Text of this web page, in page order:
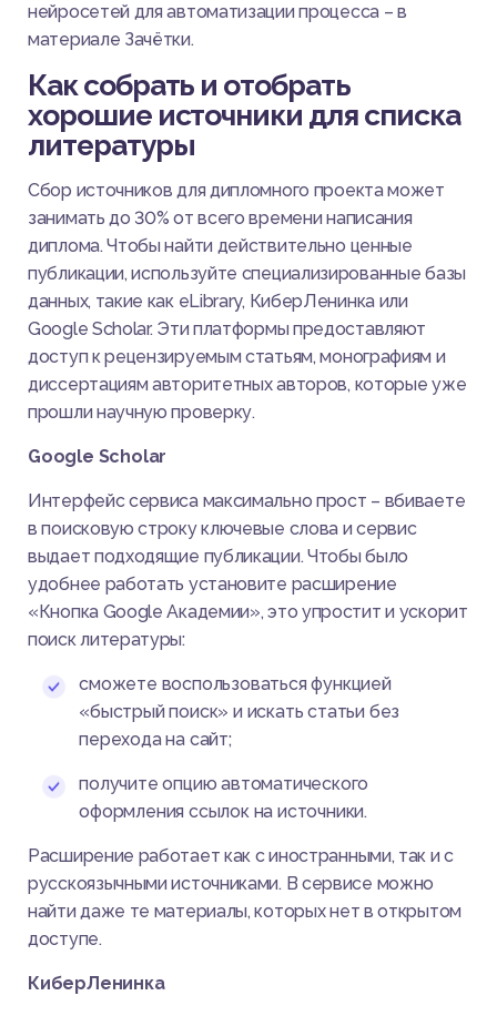
нейросетей для автоматизации процесса – в
материале Зачётки.
Как собрать и отобрать
хорошие источники для списка
литературы
Сбор источников для дипломного проекта может
занимать до 30% от всего времени написания
диплома. Чтобы найти действительно ценные
публикации, используйте специализированные базы
данных, такие как eLibrary, КиберЛенинка или
Google Scholar. Эти платформы предоставляют
доступ к рецензируемым статьям, монографиям и
диссертациям авторитетных авторов, которые уже
прошли научную проверку.
Google Scholar
Интерфейс сервиса максимально прост – вбиваете
в поисковую строку ключевые слова и сервис
выдает подходящие публикации. Чтобы было
удобнее работать установите расширение
«Кнопка Google Академии», это упростит и ускорит
поиск литературы:
сможете воспользоваться функцией
«быстрый поиск» и искать статьи без
перехода на сайт;
получите опцию автоматического
оформления ссылок на источники.
Расширение работает как с иностранными, так и с
русскоязычными источниками. В сервисе можно
найти даже те материалы, которых нет в открытом
доступе.
КиберЛенинка